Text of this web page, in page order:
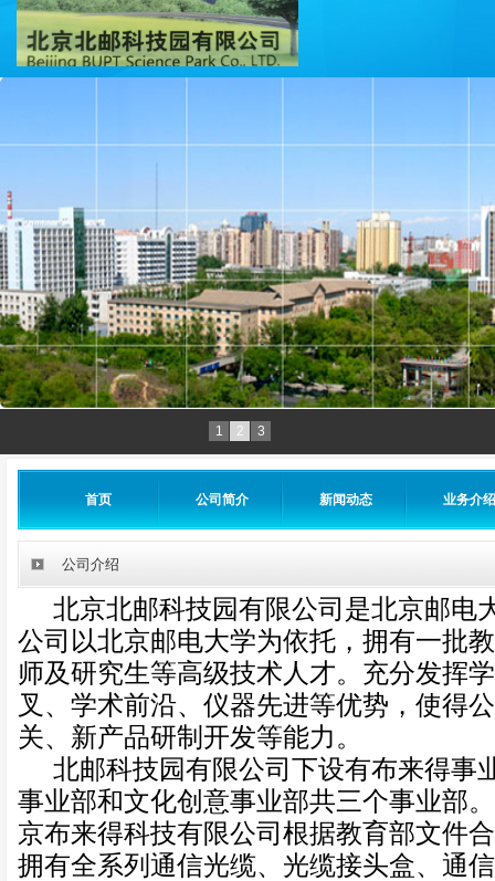
1 2 3
首页 公司简介 新闻动态 业务介绍
公司介绍
北京北邮科技园有限公司是北京邮电
公司以北京邮电大学为依托，拥有一批
师及研究生等高级技术人才。充分发挥
叉、学术前沿、仪器先进等优势，使得
关、新产品研制开发等能力。
北邮科技园有限公司下设有布来得事
事业部和文化创意事业部共三个事业部
京布来得科技有限公司根据教育部文件
拥有全系列通信光缆、光缆接头盒、通